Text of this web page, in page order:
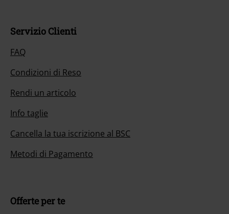
Servizio Clienti
FAQ
Condizioni di Reso
Rendi un articolo
Info taglie
Cancella la tua iscrizione al BSC
Metodi di Pagamento
Offerte per te